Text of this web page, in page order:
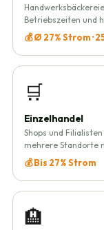
Betriebszeiten und
💰 Ø 27% Strom ·
🛒
Einzelhandel
Shops und
mehrere Standorte
💰 Bis 27% Strom
🏨